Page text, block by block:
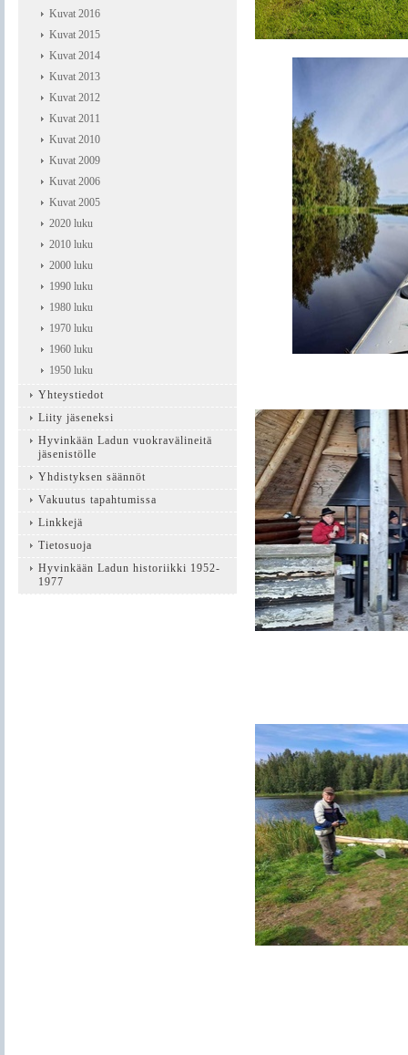
Kuvat 2016
Kuvat 2015
Kuvat 2014
Kuvat 2013
Kuvat 2012
Kuvat 2011
Kuvat 2010
Kuvat 2009
Kuvat 2006
Kuvat 2005
2020 luku
2010 luku
2000 luku
1990 luku
1980 luku
1970 luku
1960 luku
1950 luku
Yhteystiedot
Liity jäseneksi
Hyvinkään Ladun vuokravälineitä
jäsenistölle
Yhdistyksen säännöt
Vakuutus tapahtumissa
Linkkejä
Tietosuoja
Hyvinkään Ladun historiikki 1952-
1977